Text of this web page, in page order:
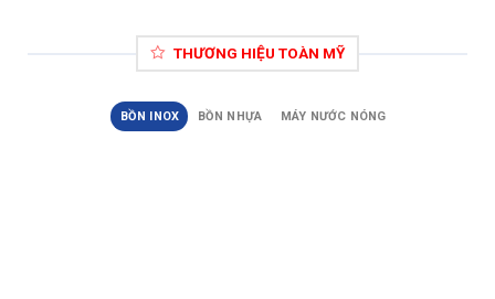
THƯƠNG HIỆU TOÀN MỸ
BỒN INOX BỒN NHỰA MÁY NƯỚC NÓNG